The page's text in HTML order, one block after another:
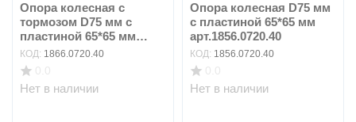
Опора колесная с
тормозом D75 мм с
пластиной 65*65 мм
арт...
КОД: 1866.0720.40
Нет в наличии
Опора колесная D75 мм
с пластиной 65*65 мм
арт.1856.0720.40
КОД: 1856.0720.40
Нет в наличии